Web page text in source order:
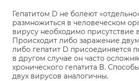
Гепатитом D не болеют
размножиться в человеческом
вирусу необходимо присутствие
Происходит либо заражение
либо гепатит D присоединяется
в другом случае он часто
хронического гепатита B.
двух вирусов аналогичны.